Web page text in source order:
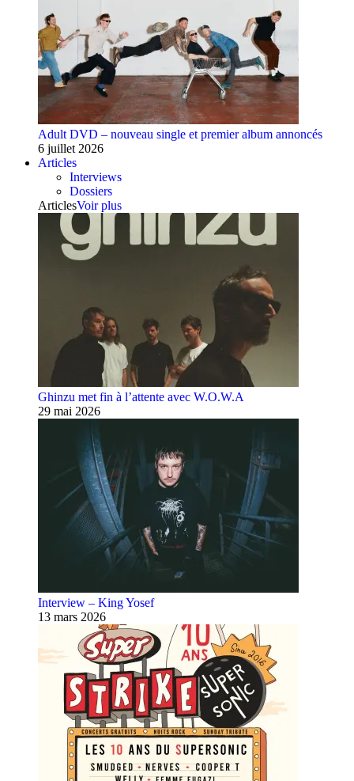
Adult DVD – nouveau single et premier album annoncés
6 juillet 2026
Articles
Interviews
Dossiers
ArticlesVoir plus
Ghinzu met fin à l’attente avec W.O.W.A
29 mai 2026
Interview – King Yosef
13 mars 2026